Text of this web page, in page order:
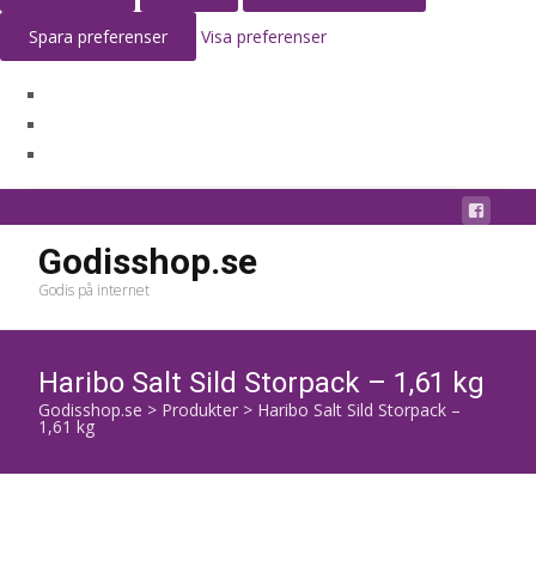
Spara preferenser Visa preferenser
Godisshop.se
Godis på internet
Haribo Salt Sild Storpack – 1,61 kg
Godisshop.se > Produkter > Haribo Salt Sild Storpack –
1,61 kg